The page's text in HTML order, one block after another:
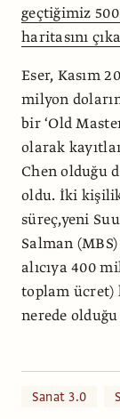
geçtiğimiz
haritasını
Eser, Kasım
milyon
bir ‘Old
olarak
Chen olduğu
oldu. İki
süreç,yeni
Salman
alıcıya 400
toplam ücret)
nerede
Sanat 3.0